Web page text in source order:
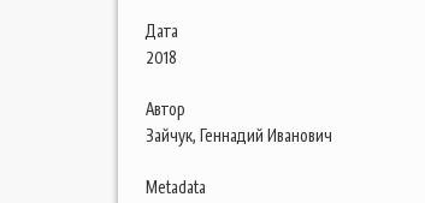
Дата
2018
Автор
Зайчук, Геннадий Иванович
Metadata